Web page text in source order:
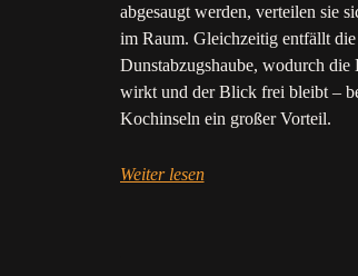
abgesaugt werden, verteilen sie
im Raum. Gleichzeitig entfällt die
Dunstabzugshaube, wodurch die
wirkt und der Blick frei bleibt –
Kochinseln ein großer Vorteil.
Weiter lesen